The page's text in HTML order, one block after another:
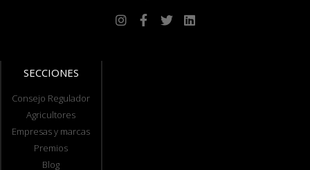
SECCIONES
Consejo Regulador
Agricultores
Empresas y marcas
Premios
Blog